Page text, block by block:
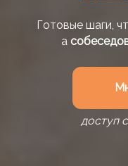
Готовые шаги,
а
доступ